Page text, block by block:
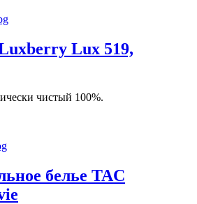
Lux 519,
чистый 100%.
белье TAC